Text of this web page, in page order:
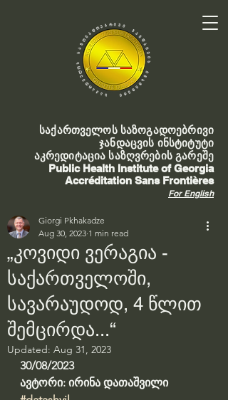
საქართველოს საზოგადოებრივი
ჯანდაცვის ინსტიტუტი
აკრედიტაცია საზღვრების გარეშე
Public Health Institute of Georgia
Accréditation Sans Frontières
For English
„კოვიდი ვერაგია -
საქართველოში,
სავარაუდოდ, 4 წლით
შემცირდა...“
Giorgi Pkhakadze
Aug 30, 2023 1 min read
Updated: Aug 31, 2023
30/08/2023
ავტორი: ირინა დათაშვილი